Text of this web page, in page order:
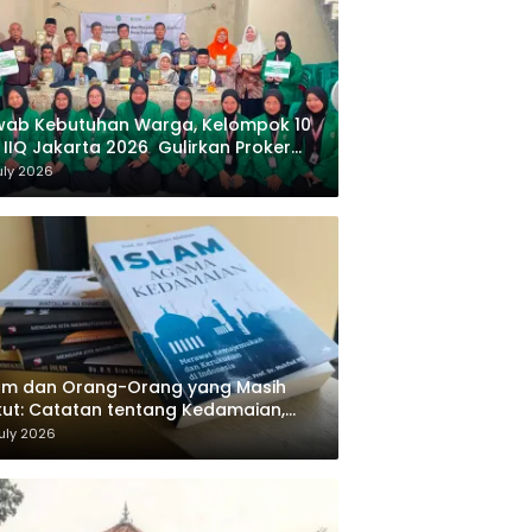
Kebutuhan Warga, Kelompok 10
IIQ Jakarta 2026 Gulirkan Proker
Al-Qur’an di Sukamanah
2026
dan Orang-Orang yang Masih
Catatan tentang Kedamaian,
dan Negara dalam
Masykuri Abdillah
2026